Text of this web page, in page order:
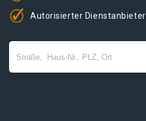
Autorisierter Dienstanbieter